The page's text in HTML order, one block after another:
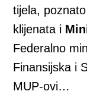
tijela,
klijenata i
Federalno
Finansijska i
MUP-ovi…